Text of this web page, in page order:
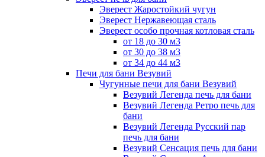
Эверест Жаростойкий чугун
Эверест Нержавеющая сталь
Эверест особо прочная котловая сталь
от 18 до 30 м3
от 30 до 38 м3
от 34 до 44 м3
Печи для бани Везувий
Чугунные печи для бани Везувий
Везувий Легенда печь для бани
Везувий Легенда Ретро печь для
бани
Везувий Легенда Русский пар
печь для бани
Везувий Сенсация печь для бани